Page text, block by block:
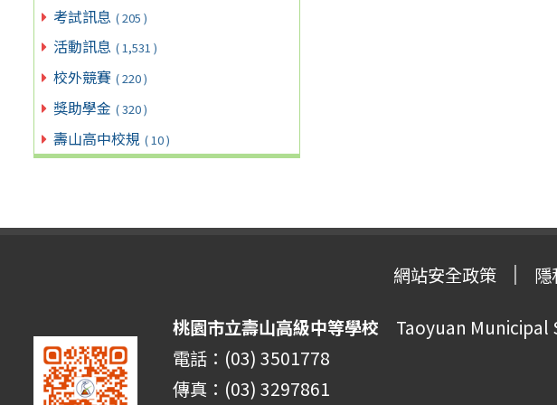
考試訊息 ( 205 )
活動訊息 ( 1,531 )
校外競賽 ( 220 )
獎助學金 ( 320 )
壽山高中校規 ( 10 )
網站安全政策 隱
桃園市立壽山高級中等學校 Taoyuan Municipal
電話：(03) 3501778
傳真：(03) 3297861